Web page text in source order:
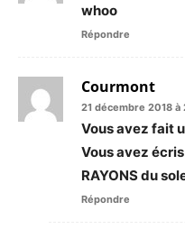
whoo
Répondre
Courmont
21 décembre 2018 à
Vous avez fait
Vous avez
RAYONS du
Répondre